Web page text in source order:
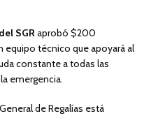
SGRaprobó $200
equipo técnico que apoyará al
constante a todas las
emergencia.
de Regalías está